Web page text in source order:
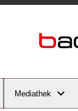
Mediathek